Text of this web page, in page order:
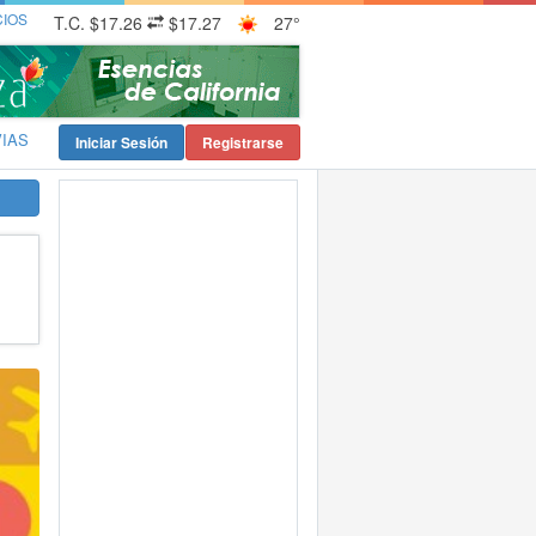
T.C. $17.26 $17.27 27°
Registrarse
Iniciar Sesión